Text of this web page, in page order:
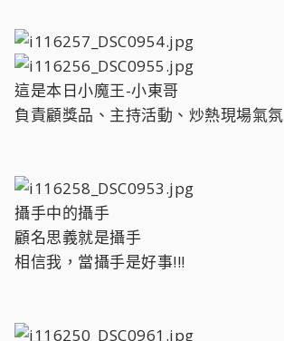
這是本日小魔王-小東哥
負責顧獎品、主持活動、炒熱現場氣氛
攝手中的攝手
顧名思義就是攝手
相信我，當攝手是好事!!!